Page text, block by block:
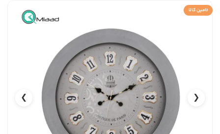
تامین کالا
❮
❯